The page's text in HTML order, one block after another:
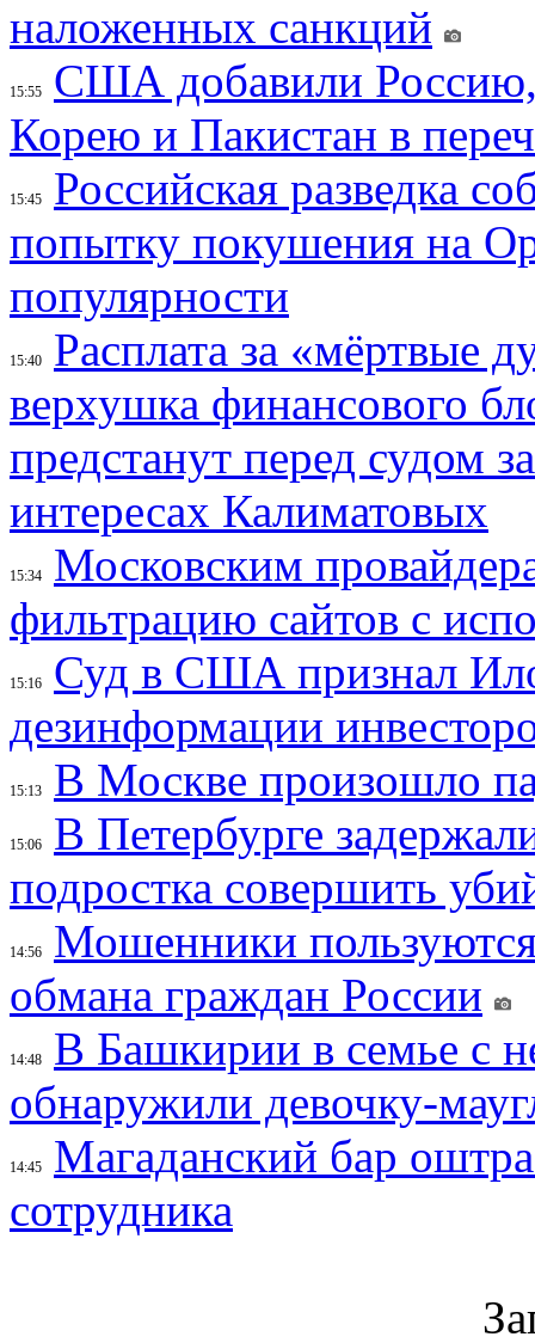
наложенных санкций
15:55
США добавили
Корею и Пакистан в
15:45
Российская разведка
попытку покушения на
популярности
15:40
Расплата за «мёртвые
верхушка финансового
предстанут перед судом
интересах Калиматовых
15:34
Московским
фильтрацию сайтов с
15:16
Суд в США признал
дезинформации
15:13 В Москве произошло
15:06
В Петербурге
подростка совершить
14:56
Мошенники
обмана граждан России
14:48
В Башкирии в семье с
обнаружили девочку-
14:45
Магаданский бар
сотрудника